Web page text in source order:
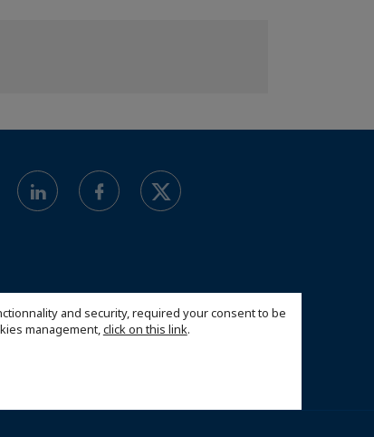
and security, required your consent to be
management,click on this link.